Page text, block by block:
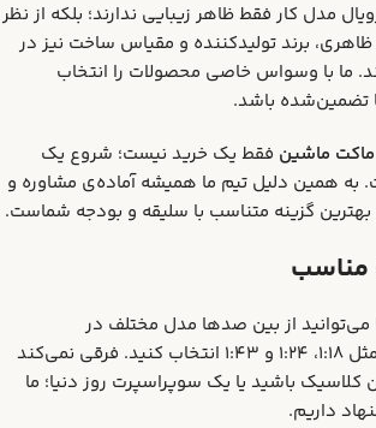
مدل کار فقط ظاهر زیبایی ندارند؛ بلکه از نظر
برند تولیدکننده و مقیاس ساخت نیز در
ما با وسواس خاصی محصولات را انتخاب
تضمین‌شده باشد.
ماکت ماشین فقط یک خرید نیست؛ شروع یک
به همین دلیل تیم ما همیشه آماده‌ی مشاوره و
بهترین گزینه متناسب با سلیقه و بودجه شماست.
مناسب
می‌توانید از بین صدها مدل مختلف در
مقیاس‌های گوناگون مثل 1:18، 1:24 و 1:43 انتخاب کنید. فرقی نمی‌کند
باشید یا یک سوپراسپرت روز دنیا؛ ما
داریم.